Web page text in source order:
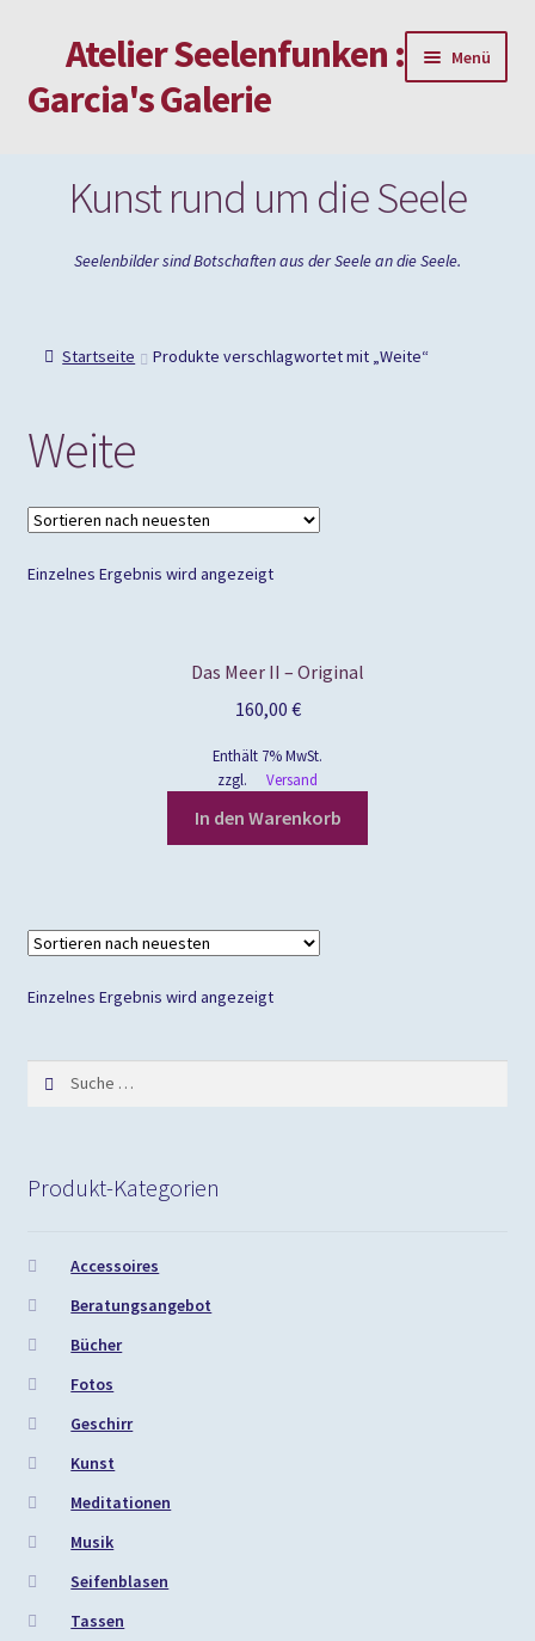
Navigation
springen
Inhalt
springen
Atelier Seelenfunken :
Garcia's Galerie
Menü
Passwort vergessen
Kunst rund um die Seele
Seelenbilder sind Botschaften aus der Seele an die Seele.
Startseite Produkte verschlagwortet mit „Weite“
Weite
Einzelnes Ergebnis wird angezeigt
Das Meer II – Original
160,00 €
Enthält 7% MwSt.
zzgl.
Versand
In den Warenkorb
Einzelnes Ergebnis wird angezeigt
Produkt-Kategorien
Accessoires
Beratungsangebot
Bücher
Fotos
Geschirr
Kunst
Meditationen
Musik
Seifenblasen
Tassen